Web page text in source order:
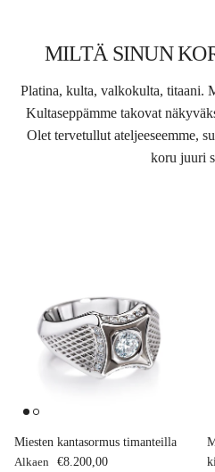
MILTÄ SINUN
Platina, kulta, valkokulta, titaani.
Kultaseppämme takovat
Olet tervetullut ateljeeseemme,
koru juuri
Miesten kantasormus timanteilla
Normaalihinta
Alkaen €8.200,00